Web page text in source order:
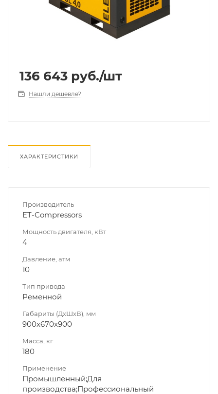
136 643 руб./шт
Нашли дешевле?
ХАРАКТЕРИСТИКИ
Производитель
ET-Compressors
Мощность двигателя, кВт
4
Давление, атм
10
Тип привода
Ременной
Габариты (ДхШхВ), мм
900x670x900
Масса, кг
180
Применение
Промышленный;Для
производства;Профессиональный